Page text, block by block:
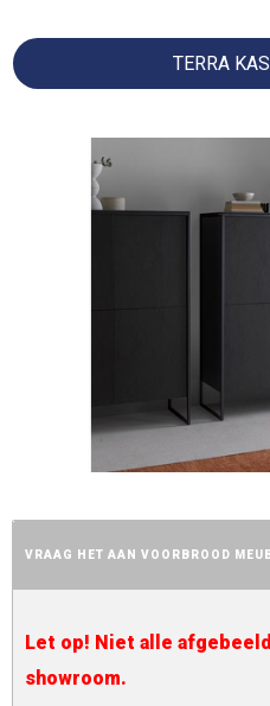
TERRA
VRAAG HET AAN VOORBROOD
Let op! Niet alle
showroom.